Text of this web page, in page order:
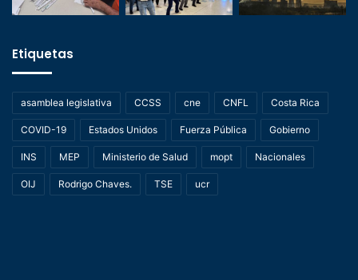
Etiquetas
asamblea legislativa CCSS cne CNFL Costa Rica
COVID-19 Estados Unidos Fuerza Pública Gobierno
INS MEP Ministerio de Salud mopt Nacionales
OIJ Rodrigo Chaves. TSE ucr